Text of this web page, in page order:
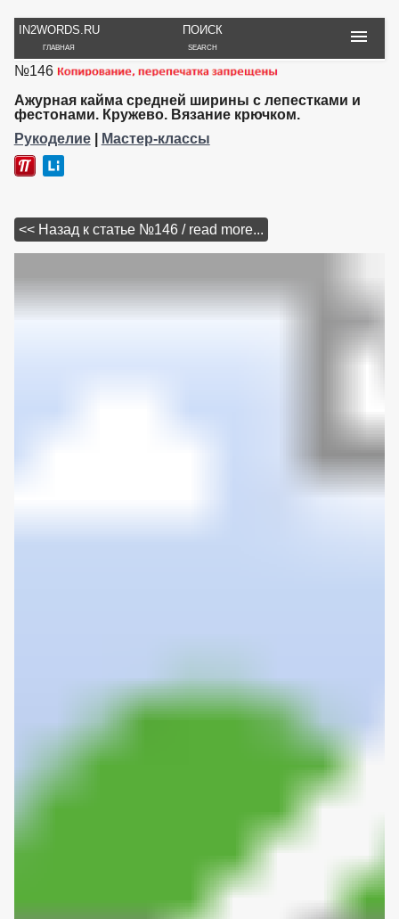
IN2WORDS.RU
ГЛАВНАЯ
ПОИСК
SEARCH
РУКОДЕЛИЕ ТОВАРЫ ПУТЕШЕСТВИЯ
ИГРЫ ОБОИ
№146
Ажурная кайма средней ширины с лепестками и
фестонами. Кружево. Вязание крючком.
Рукоделие| Мастер-классы
<< Назад к статье №146 / read more...